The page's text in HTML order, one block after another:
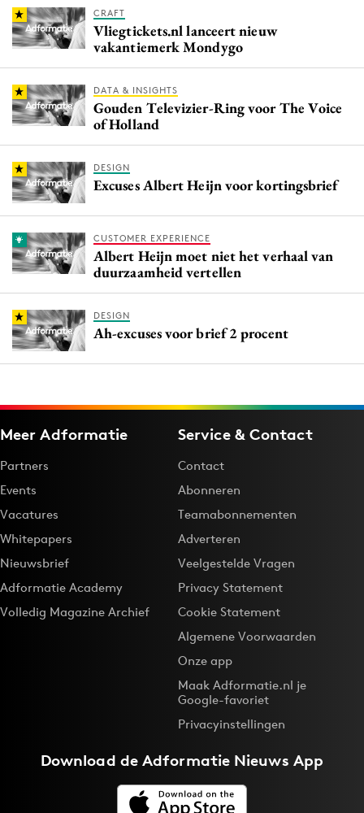
CRAFT
Vliegtickets.nl lanceert nieuw
vakantiemerk Mondygo
DATA & INSIGHTS
Gouden Televizier-Ring voor The Voice
of Holland
DESIGN
Excuses Albert Heijn voor kortingsbrief
CUSTOMER EXPERIENCE
Albert Heijn moet niet het verhaal van
duurzaamheid vertellen
DESIGN
Ah-excuses voor brief 2 procent
Meer Adformatie
Partners
Events
Vacatures
Whitepapers
Nieuwsbrief
Adformatie Academy
Volledig Magazine Archief
Service & Contact
Contact
Abonneren
Teamabonnementen
Adverteren
Veelgestelde Vragen
Privacy Statement
Cookie Statement
Algemene Voorwaarden
Onze app
Maak Adformatie.nl je
Google-favoriet
Privacyinstellingen
Download deAdformatie Nieuws App